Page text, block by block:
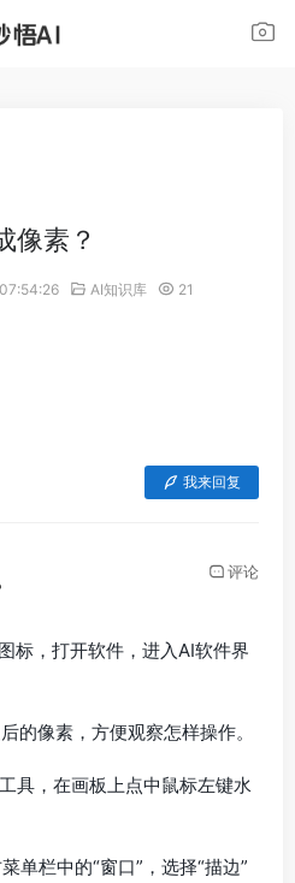
像素？
AI知识库 21
我来回复
评论
标，打开软件，进入AI软件界
的像素，方便观察怎样操作。
具，在画板上点中鼠标左键水
单栏中的“窗口”，选择“描边”